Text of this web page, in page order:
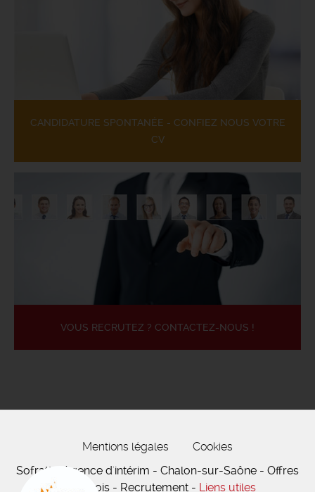
CANDIDATURE SPONTANÉE - CONFIEZ NOUS VOTRE
CV
VOUS RECRUTEZ ? CONTACTEZ-NOUS !
Mentions légales
Cookies
Sofratt - Agence d'intérim - Chalon-sur-Saône - Offres
d'emplois - Recrutement - Liens utiles